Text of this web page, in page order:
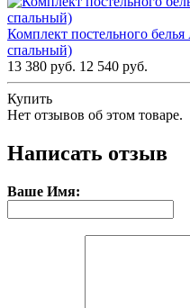
Комплект постельного
спальный)
13 380 руб. 12 540 руб.
Купить
Нет отзывов об этом товаре.
Написать отзыв
Ваше Имя: